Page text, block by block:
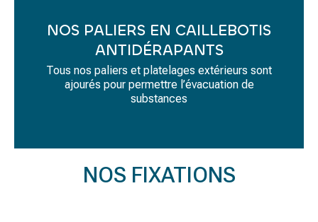
NOS PALIERS EN CAILLEBOTIS
ANTIDÉRAPANTS
Tous nos paliers et platelages extérieurs sont
ajourés pour permettre l’évacuation de
substances
NOS FIXATIONS